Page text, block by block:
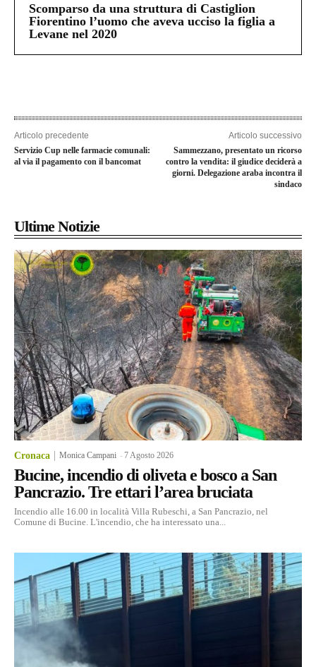
Scomparso da una struttura di Castiglion
Fiorentino l’uomo che aveva ucciso la figlia a
Levane nel 2020
Articolo precedente
Servizio Cup nelle farmacie comunali:
al via il pagamento con il bancomat
Articolo successivo
Sammezzano, presentato un ricorso
contro la vendita: il giudice deciderà a
giorni. Delegazione araba incontra il
sindaco
Ultime Notizie
Cronaca Monica Campani -7 Agosto 2026
Bucine, incendio di oliveta e bosco a San
Pancrazio. Tre ettari l’area bruciata
Incendio alle 16.00 in località Villa Rubeschi, a San Pancrazio, nel
Comune di Bucine. L'incendio, che ha interessato una...